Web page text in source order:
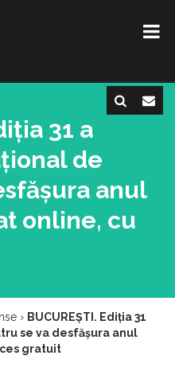
31 a
de
anul
online, cu
› BUCUREȘTI. Ediția 31
se va desfășura anul
gratuit